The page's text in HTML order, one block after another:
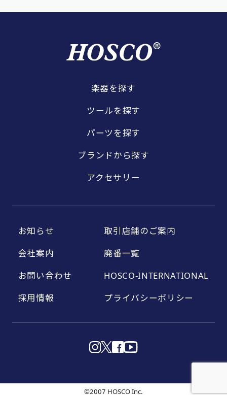
楽器を探す
ツールを探す
パーツを探す
ブランドから探す
アクセサリー
お知らせ
会社案内
お問い合わせ
採用情報
取引店舗のご案内
廃番一覧
HOSCO-INTERNATIONAL
プライバシーポリシー
©2007 HOSCO Inc.